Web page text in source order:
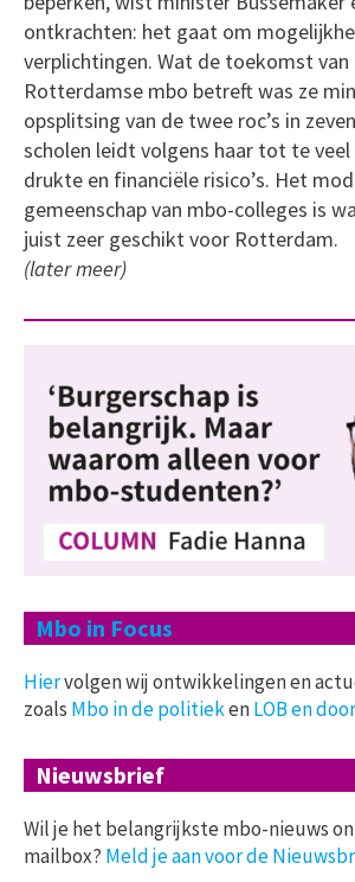
ontkrachten: het gaat om
verplichtingen. Wat de toekomst van
Rotterdamse mbo betreft was ze
opsplitsing van de twee roc’s in
scholen leidt volgens haar tot te
drukte en financiële risico’s. Het
gemeenschap van mbo-colleges is
juist zeer geschikt voor Rotterdam.
(later meer)
Mbo in Focus
Hiervolgen wij ontwikkelingen en
zoals Mbo in de politiekenLOB en
Nieuwsbrief
Wil je het belangrijkste mbo-nieuws
mailbox? Meld je aan voor de